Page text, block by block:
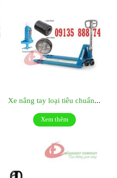
Xe nâng tay loại tiêu chuẩn Bishamon - Nhật Bản - Model: BM25L- Càng hẹp
Xem thêm